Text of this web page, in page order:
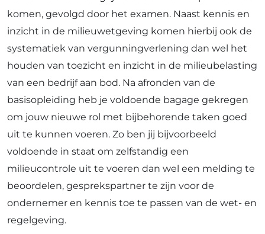
komen, gevolgd door het examen. Naast kennis en
inzicht in de milieuwetgeving komen hierbij ook de
systematiek van vergunningverlening dan wel het
houden van toezicht en inzicht in de milieubelasting
van een bedrijf aan bod. Na afronden van de
basisopleiding heb je voldoende bagage gekregen
om jouw nieuwe rol met bijbehorende taken goed
uit te kunnen voeren. Zo ben jij bijvoorbeeld
voldoende in staat om zelfstandig een
milieucontrole uit te voeren dan wel een melding te
beoordelen, gesprekspartner te zijn voor de
ondernemer en kennis toe te passen van de wet- en
regelgeving.